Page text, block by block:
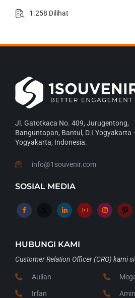
1.258 Dilihat
Jl. Gatotkaca No. 409, Jurugentong,
Banguntapan, Bantul, D.I.Yogyakarta
Yogyakarta, Indonesia.
info@1souvenir.com
SOSIAL MEDIA
HUBUNGI KAMI
Customer Relation Officer (CRO) kami
Aulian
Irfan Amin